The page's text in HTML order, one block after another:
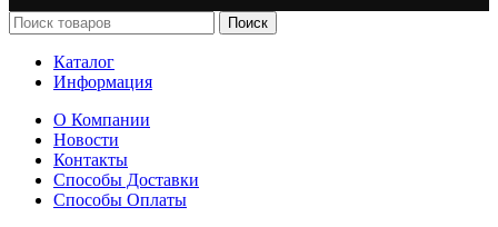
Поиск
Каталог
Информация
О Компании
Новости
Контакты
Способы Доставки
Способы Оплаты